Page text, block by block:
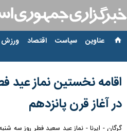
عناوین‌ سیاست اقتصاد ورزش
اقامه نخستین نماز عید
در آغاز قرن پانزدهم
گرگان - ایرنا - نماز عید سعید فطر روز سه